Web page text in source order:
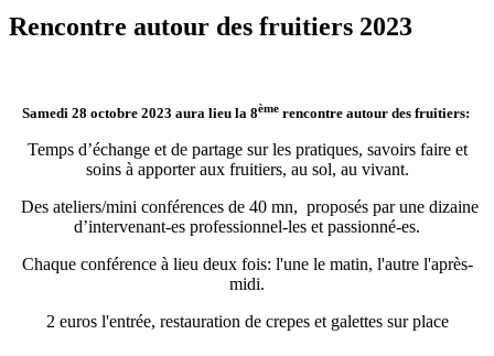
Rencontre autour des fruitiers 2023
Samedi 28 octobre 2023 aura lieu la 8èmerencontre autour des fruitiers:
Temps d’échange et de partage sur les pratiques, savoirs faire et
soins à apporter aux fruitiers, au sol, au vivant.
Des ateliers/mini conférences de 40 mn, proposés par une dizaine
d’intervenant-es professionnel-les et passionné-es.
Chaque conférence à lieu deux fois: l'une le matin, l'autre l'après-
midi.
2 euros l'entrée, restauration de crepes et galettes sur place